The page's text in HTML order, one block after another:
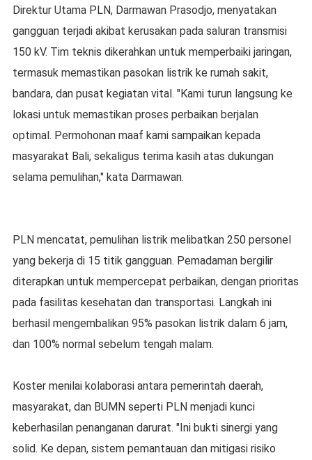
Direktur Utama PLN, Darmawan Prasodjo, menyatakan
gangguan terjadi akibat kerusakan pada saluran transmisi
150 kV. Tim teknis dikerahkan untuk memperbaiki jaringan,
termasuk memastikan pasokan listrik ke rumah sakit,
bandara, dan pusat kegiatan vital. "Kami turun langsung ke
lokasi untuk memastikan proses perbaikan berjalan
optimal. Permohonan maaf kami sampaikan kepada
masyarakat Bali, sekaligus terima kasih atas dukungan
selama pemulihan," kata Darmawan.
PLN mencatat, pemulihan listrik melibatkan 250 personel
yang bekerja di 15 titik gangguan. Pemadaman bergilir
diterapkan untuk mempercepat perbaikan, dengan prioritas
pada fasilitas kesehatan dan transportasi. Langkah ini
berhasil mengembalikan 95% pasokan listrik dalam 6 jam,
dan 100% normal sebelum tengah malam.
Koster menilai kolaborasi antara pemerintah daerah,
masyarakat, dan BUMN seperti PLN menjadi kunci
keberhasilan penanganan darurat. "Ini bukti sinergi yang
solid. Ke depan, sistem pemantauan dan mitigasi risiko